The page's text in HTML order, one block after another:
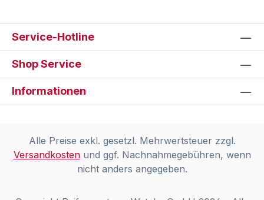
Service-Hotline
Shop Service
Informationen
Alle Preise exkl. gesetzl. Mehrwertsteuer zzgl.
Versandkostenund ggf. Nachnahmegebühren, wenn
nicht anders angegeben.